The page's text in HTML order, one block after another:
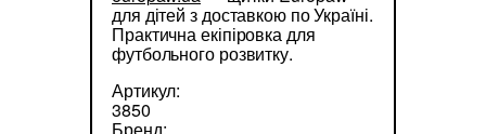
для дітей з доставкою по Україні.
Практична екіпіровка для
футбольного розвитку.
Артикул:
3850